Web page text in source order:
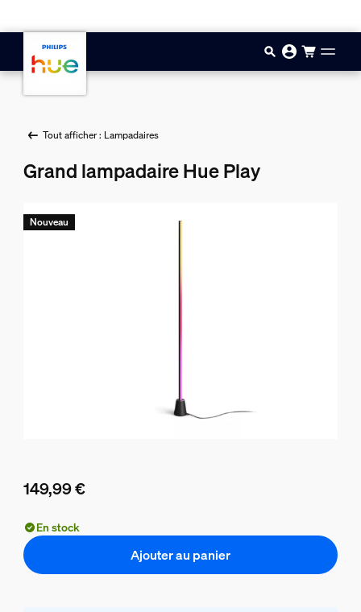
Tout afficher : Lampadaires
Grand lampadaire Hue Play
149,99 €
Nouveau
En stock
Ajouter au panier